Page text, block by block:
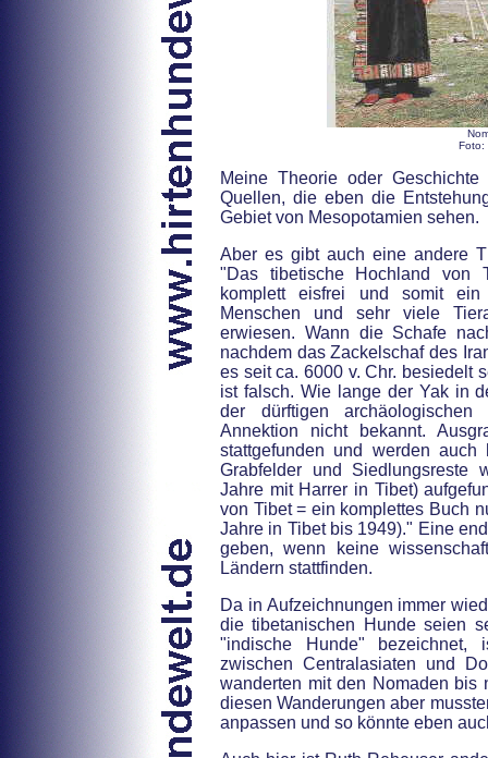
Foto:
Meine Theorie oder
Quellen, die eben die
Gebiet von Mesopotamien sehen.
Aber es gibt auch eine andere
"Das tibetische Hochland von
komplett eisfrei und somit ein
Menschen und sehr viele
erwiesen. Wann die Schafe
nachdem das Zackelschaf des
es seit ca. 6000 v. Chr. besiedelt
ist falsch. Wie lange der Yak in
der dürftigen
Annektion nicht bekannt.
stattgefunden und werden
Grabfelder und Siedlungsreste
Jahre mit Harrer in Tibet)
von Tibet = ein komplettes Buch
Jahre in Tibet bis 1949)." Eine
geben, wenn keine
Ländern stattfinden.
Da in Aufzeichnungen immer
die tibetanischen Hunde seien
"indische Hunde" bezeichnet,
zwischen Centralasiaten und
wanderten mit den Nomaden bis
diesen Wanderungen aber
anpassen und so könnte eben